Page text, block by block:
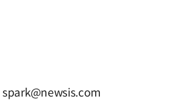
spark@newsis.com